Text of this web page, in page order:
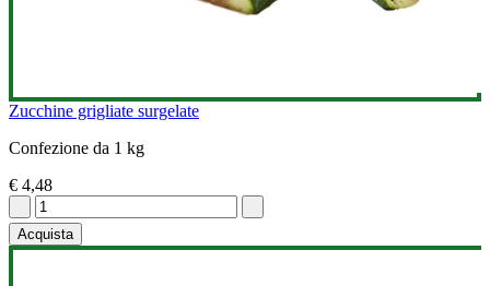
Zucchine grigliate surgelate
Confezione da 1 kg
€ 4,48
Acquista